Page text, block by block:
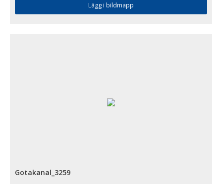
Lägg i bildmapp
Gotakanal_3259